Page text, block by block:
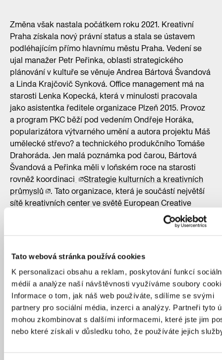
Tato webová stránka používá cookies
K personalizaci obsahu a reklam, poskytování funkcí
médií a analýze naší návštěvnosti využíváme soubory
Informace o tom, jak náš web používáte, sdílíme se svými
partnery pro sociální média, inzerci a analýzy. Partneři tyto
mohou zkombinovat s dalšími informacemi, které jste jim
nebo které získali v důsledku toho, že používáte jejich
Změna však nastala počátkem roku 2021. Kreativní
Praha získala nový právní status a stala se ústavem
podléhajícím přímo hlavnímu městu Praha. Vedení se
ujal manažer Petr Peřinka, oblasti strategického
plánování v kultuře se věnuje Andrea Bártová Švandová
a Linda Krajčovič Synková. Office management má na
starosti Lenka Kopecká, která v minulosti pracovala
jako asistentka ředitele organizace Plzeň 2015. Provoz
a program PKC běží pod vedením Ondřeje Horáka,
popularizátora výtvarného umění a autora projektu Máš
umělecké střevo? a technického produkčního Tomáše
Drahoráda. Jen malá poznámka pod čarou, Bártová
Švandová a Peřinka měli v loňském roce na starosti
rovněž koordinaci
Strategie kulturních a kreativních
průmyslů
. Tato organizace, která je součástí největší
sítě kreativních center ve světě European Creative
Business Network, nadále usiluje o systematizaci sběru
a správy informací o kultuře a kreativních odvětvích,
a podporu kreativního podnikání a kulturní emancipaci
centra města. Její práce je založená na mezioborové
spolupráci, aktivní komunikaci, sdílení příkladů dobré
praxe a strategickém přístupu k rozvoji kultury ve
městě. Agenda dnešní Kreativní Prahy se skládá ze
3 hlavních pilířů – ze strategického plánování v kultuře,
z podpory kulturních a kreativních odvětví a podpory
kultury v lokalitách. Od ledna 2021 je také celkovým